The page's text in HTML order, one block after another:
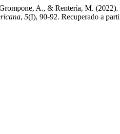
A., & Rentería, M.
, 5(I), 90-92. Recuperado a